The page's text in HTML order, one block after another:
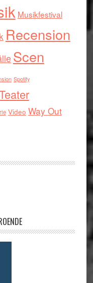
Musikfestival
Recension
Scen
Spotify
Video Way Out